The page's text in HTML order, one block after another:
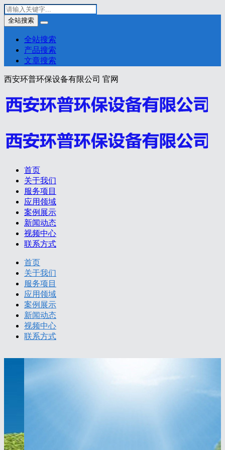
全站搜索
全站搜索
产品搜索
文章搜索
西安环普环保设备有限公司 官网
首页
关于我们
服务项目
应用领域
案例展示
新闻动态
视频中心
联系方式
首页
关于我们
服务项目
应用领域
案例展示
新闻动态
视频中心
联系方式